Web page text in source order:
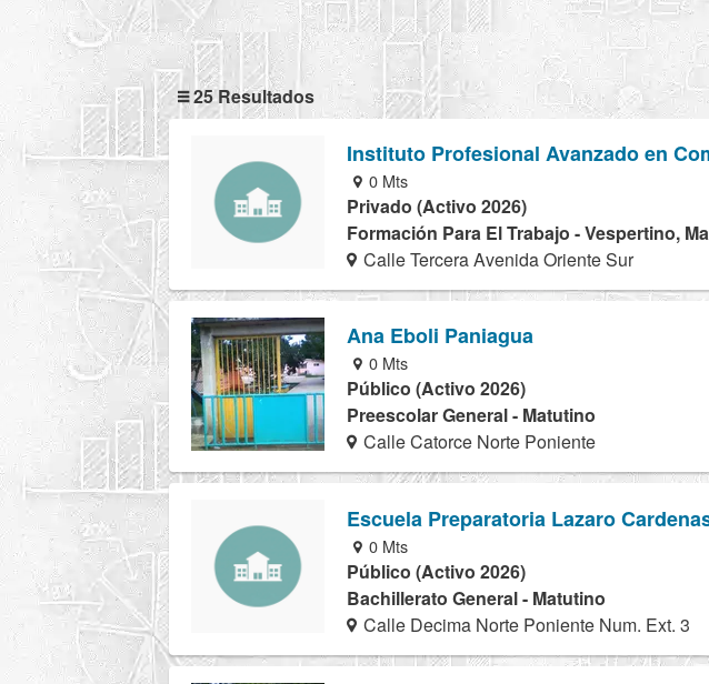
25 Resultados
Instituto Profesional Avanzado en
0 Mts
Privado (Activo 2026)
Formación Para El Trabajo - Vespertino,
Calle Tercera Avenida Oriente Sur
Ana Eboli Paniagua
0 Mts
Público (Activo 2026)
Preescolar General - Matutino
Calle Catorce Norte Poniente
Escuela Preparatoria Lazaro
0 Mts
Público (Activo 2026)
Bachillerato General - Matutino
Calle Decima Norte Poniente Num. Ext. 3